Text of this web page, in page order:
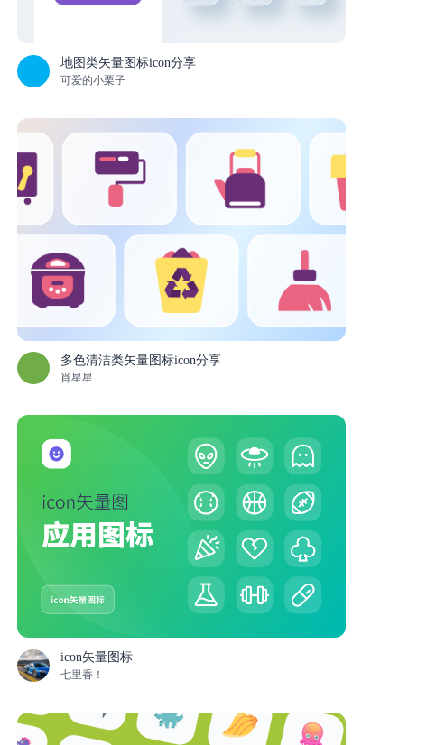
地图类矢量图标icon分享
可爱的小栗子
多色清洁类矢量图标icon分享
肖星星
icon矢量图标
七里香！